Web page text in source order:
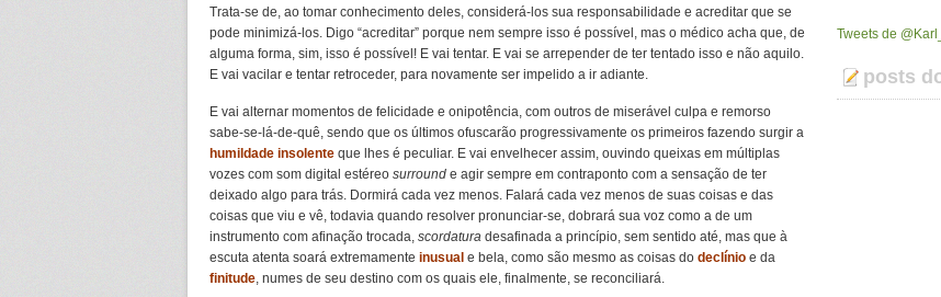
Trata-se de, ao tomar conhecimento deles, considerá-los sua responsabilidade e acreditar que se
pode minimizá-los. Digo “acreditar” porque nem sempre isso é possível, mas o médico acha que, de
alguma forma, sim, isso é possível! E vai tentar. E vai se arrepender de ter tentado isso e não aquilo.
E vai vacilar e tentar retroceder, para novamente ser impelido a ir adiante.
E vai alternar momentos de felicidade e onipotência, com outros de miserável culpa e remorso
sabe-se-lá-de-quê, sendo que os últimos ofuscarão progressivamente os primeiros fazendo surgir a
humildade insolente que lhes é peculiar. E vai envelhecer assim, ouvindo queixas em múltiplas
vozes com som digital estéreo surround e agir sempre em contraponto com a sensação de ter
deixado algo para trás. Dormirá cada vez menos. Falará cada vez menos de suas coisas e das
coisas que viu e vê, todavia quando resolver pronunciar-se, dobrará sua voz como a de um
instrumento com afinação trocada, scordatura desafinada a princípio, sem sentido até, mas que à
escuta atenta soará extremamente inusual e bela, como são mesmo as coisas do declínio e da
finitude, numes de seu destino com os quais ele, finalmente, se reconciliará.
Tweets de
posts